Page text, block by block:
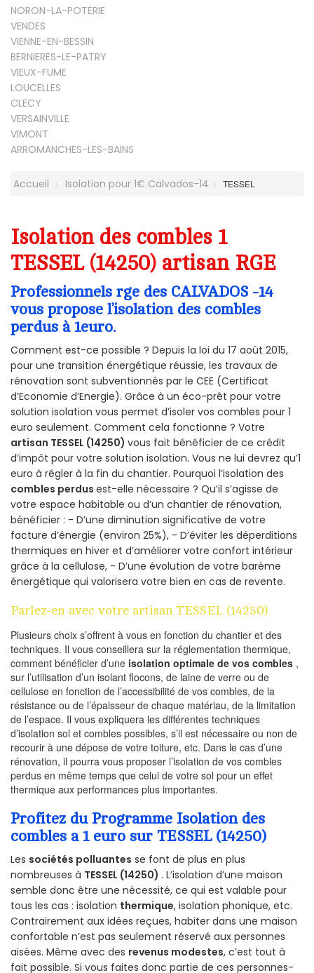
NORON-LA-POTERIE
VENDES
VIENNE-EN-BESSIN
BERNIERES-LE-PATRY
VIEUX-FUME
LOUCELLES
CLECY
VERSAINVILLE
VIMONT
ARROMANCHES-LES-BAINS
Accueil Isolation pour 1€ Calvados-14 TESSEL
Isolation des combles 1
TESSEL (14250) artisan RGE
Professionnels rge des CALVADOS -14
vous propose l’isolation des combles
perdus à 1euro.
Comment est-ce possible ? Depuis la loi du 17 août 2015,
pour une transition énergétique réussie, les travaux de
rénovation sont subventionnés par le CEE (Certificat
d’Economie d’Energie). Grâce à un éco-prêt pour votre
solution isolation vous permet d’isoler vos combles pour 1
euro seulement. Comment cela fonctionne ? Votre
artisan TESSEL (14250) vous fait bénéficier de ce crédit
d’impôt pour votre solution isolation. Vous ne lui devrez qu’1
euro à régler à la fin du chantier. Pourquoi l’isolation des
combles perdus est-elle nécessaire ? Qu’il s’agisse de
votre espace habitable ou d’un chantier de rénovation,
bénéficier : - D’une diminution significative de votre
facture d’énergie (environ 25%), - D’éviter les déperditions
thermiques en hiver et d’améliorer votre confort intérieur
grâce à la cellulose, - D’une évolution de votre barème
énergétique qui valorisera votre bien en cas de revente.
Parlez-en avec votre artisan TESSEL (14250)
Plusieurs choix s’offrent à vous en fonction du chantier et des
techniques. Il vous conseillera sur la réglementation thermique,
comment bénéficier d’une isolation optimale de vos combles ,
sur l’utilisation d’un isolant flocons, de laine de verre ou de
cellulose en fonction de l’accessibilité de vos combles, de la
résistance ou de l’épaisseur de chaque matériau, de la limitation
de l’espace. Il vous expliquera les différentes techniques
d’isolation sol et combles possibles, s’il est nécessaire ou non de
recourir à une dépose de votre toiture, etc. Dans le cas d’une
rénovation, il pourra vous proposer l’isolation de vos combles
perdus en même temps que celui de votre sol pour un effet
thermique aux performances plus importantes.
Profitez du Programme Isolation des
combles a 1 euro sur TESSEL (14250)
Les sociétés polluantes se font de plus en plus
nombreuses à TESSEL (14250) . L’isolation d’une maison
semble donc être une nécessité, ce qui est valable pour
tous les cas : isolation thermique, isolation phonique, etc.
Contrairement aux idées reçues, habiter dans une maison
confortable n’est pas seulement réservé aux personnes
aisées. Même avec des revenus modestes, c’est tout à
fait possible. Si vous faites donc partie de ces personnes-